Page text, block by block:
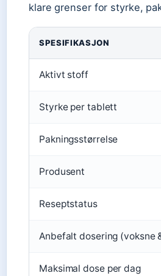
klare grenser for styrke,
SPESIFIKASJON
Aktivt stoff
Styrke per tablett
Pakningsstørrelse
Produsent
Reseptstatus
Anbefalt dosering (voksne
Maksimal dose per dag